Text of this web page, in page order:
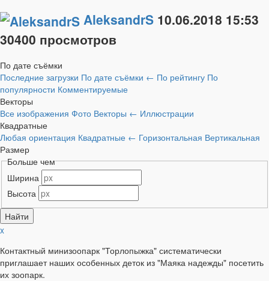
AleksandrS 10.06.2018 15:53
30400 просмотров
По дате съёмки
Последние загрузки По дате съёмки ← По рейтингу По
популярности Комментируемые
Векторы
Все изображения Фото Векторы ← Иллюстрации
Квадратные
Любая ориентация Квадратные ← Горизонтальная Вертикальная
Размер
Больше чем
Ширина
Высота
x
Контактный минизоопарк "Торлопыжка" систематически
приглашает наших особенных деток из "Маяка надежды" посетить
их зоопарк.